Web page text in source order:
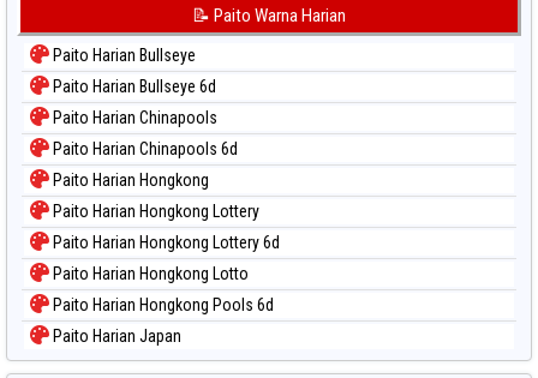
Paito Warna Kuda Lari
Paito Warna Magnum Cambodia
Paito Warna Nagoya
Paito Warna New York Midday
Paito Warna North Carolina Day
Paito Warna Pcso
Paito Warna Pennsylvania Day
Paito Warna Sao Paulo
Paito Warna Singapore
Paito Warna Sydney
Paito Warna Sydney Lottery
📝 Paito Warna Harian
Paito Harian Bullseye
Paito Harian Bullseye 6d
Paito Harian Chinapools
Paito Harian Chinapools 6d
Paito Harian Hongkong
Paito Harian Hongkong Lottery
Paito Harian Hongkong Lottery 6d
Paito Harian Hongkong Lotto
Paito Harian Hongkong Pools 6d
Paito Harian Japan
Paito Harian Japan 6d